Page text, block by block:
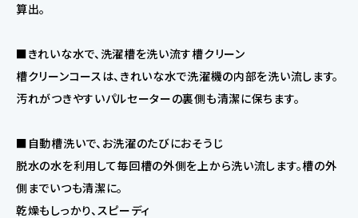
算出。
■きれいな水で、洗濯槽を洗い流す槽クリーン
槽クリーンコースは、きれいな水で洗濯機の内部を洗い流します。
汚れがつきやすいパルセーターの裏側も清潔に保ちます。
■自動槽洗いで、お洗濯のたびにおそうじ
脱水の水を利用して毎回槽の外側を上から洗い流します。槽の外
側までいつも清潔に。
乾燥もしっかり、スピーディ